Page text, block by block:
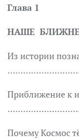
Глава 1
НАШЕ
Из истории
Приближение к
Почему Космос